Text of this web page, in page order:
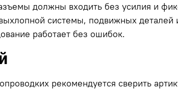
должны входить без усилия и
системы, подвижных
работает без ошибок.
рекомендуется сверить